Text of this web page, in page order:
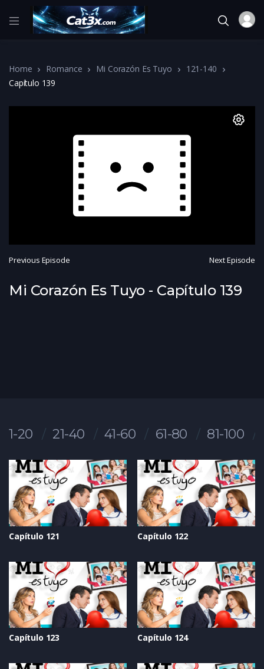
Home Romance Mi Corazón Es Tuyo
121-140
Capítulo 139
Previous Episode Next Episode
Mi Corazón Es Tuyo - Capítulo 139
1-20 21-40 41-60 61-80 81-100
Capítulo 121 Capítulo 122
Capítulo 123 Capítulo 124